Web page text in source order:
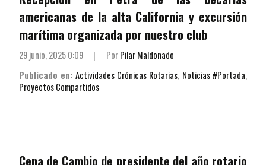
americanas de la alta California y excursión
marítima organizada por nuestro club
29 junio, 2025 0:09 | PorPilar Maldonado
Publicado en: Actividades Crónicas Rotarias, Noticias #Portada,
Proyectos Compartidos
Cena de Cambio de presidente del año rotario